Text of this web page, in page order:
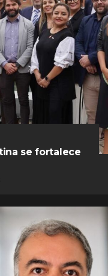
se fortalece